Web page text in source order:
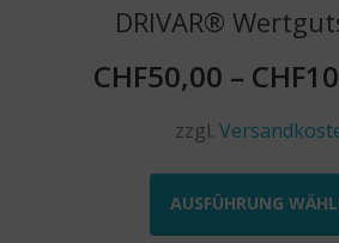
DRIVAR®
CHF50,00 – CHF
zzgl.
AUSFÜHRUNG